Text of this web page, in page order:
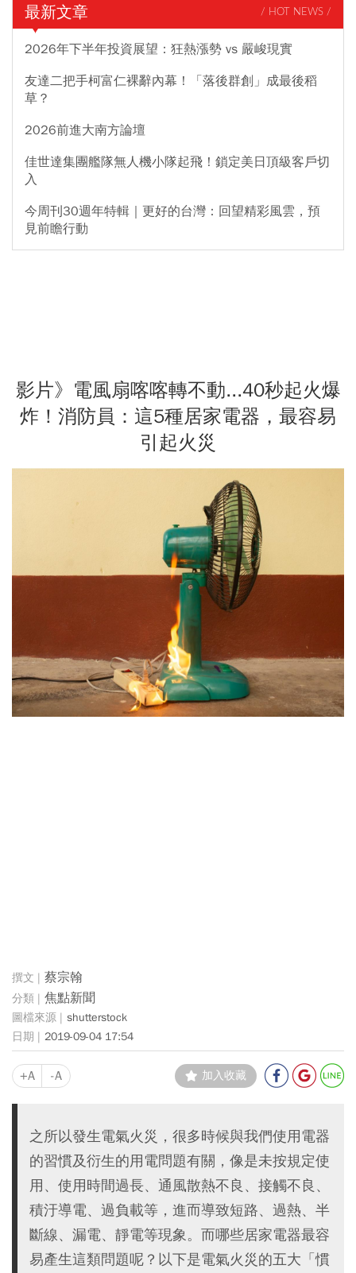
最新文章 / HOT NEWS /
2026年下半年投資展望：狂熱漲勢 vs 嚴峻現實
友達二把手柯富仁裸辭內幕！「落後群創」成最後稻
草？
2026前進大南方論壇
佳世達集團艦隊無人機小隊起飛！鎖定美日頂級客戶切
入
今周刊30週年特輯｜更好的台灣：回望精彩風雲，預
見前瞻行動
影片》電風扇喀喀轉不動...40秒起火爆
炸！消防員：這5種居家電器，最容易
引起火災
蔡宗翰
焦點新聞
shutterstock
2019-09-04 17:54
+A -A 加入收藏
之所以發生電氣火災，很多時候與我們使用電器
的習慣及衍生的用電問題有關，像是未按規定使
用、使用時間過長、通風散熱不良、接觸不良、
積汙導電、過負載等，進而導致短路、過熱、半
斷線、漏電、靜電等現象。而哪些居家電器最容
易產生這類問題呢？以下是電氣火災的五大「慣